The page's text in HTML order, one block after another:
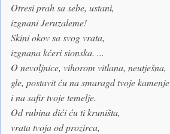
Otresi prah sa sebe, ustani,
izgnani Jeruzaleme!
Skini okov sa svog vrata,
izgnana kćeri sionska. ...
O nevoljnice, vihorom vitlana, neutješna,
gle, postavit ću na smaragd tvoje kamenje
i na safir tvoje temelje.
Od rubina dići ću ti kruništa,
vrata tvoja od prozirca,